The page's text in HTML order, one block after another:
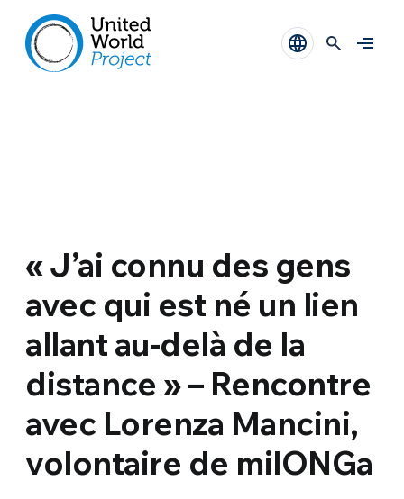
« J’ai connu des gens
avec qui est né un lien
allant au-delà de la
distance » – Rencontre
avec Lorenza Mancini,
volontaire de milONGa